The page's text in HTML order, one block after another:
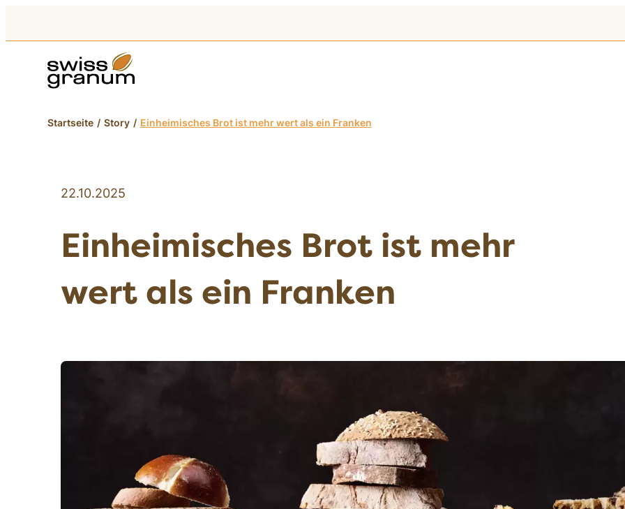
Startseite Story Einheimisches Brot ist mehr wert als ein Franken
22.10.2025
Einheimisches Brot ist mehr
wert als ein Franken